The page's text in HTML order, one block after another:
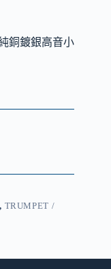
銅鍍銀高音小
, TRUMPET /